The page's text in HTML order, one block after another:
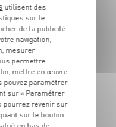
F
d'Azergues
utilisent des
sur le
de la publicité
navigation,
mesurer
permettre
mettre en œuvre
pouvez paramétrer
sur « Paramétrer
pourrez revenir sur
sur le bouton